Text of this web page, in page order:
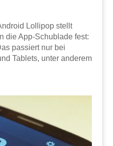
Lollipop stellt
die App-Schublade fest:
passiert nur bei
Tablets, unter anderem